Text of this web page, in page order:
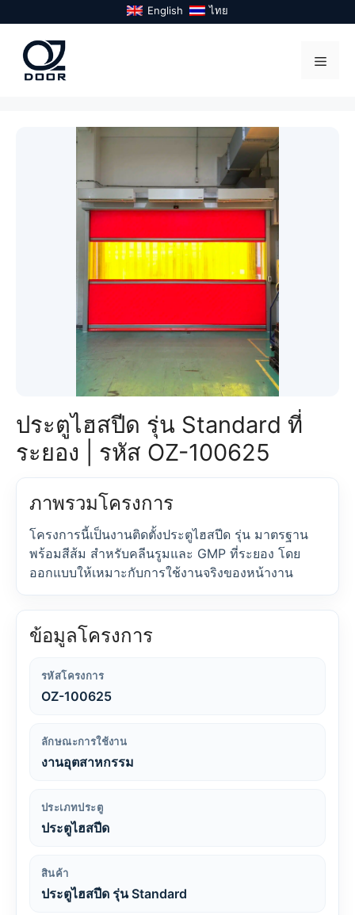
to
content
English ไทย
ประตูไฮสปีด รุ่น Standard ที่
ระยอง | รหัส OZ-100625
ภาพรวมโครงการ
โครงการนี้เป็นงานติดตั้งประตูไฮสปีด รุ่น มาตรฐาน
พร้อมสีส้ม สำหรับคลีนรูมและ GMP ที่ระยอง โดย
ออกแบบให้เหมาะกับการใช้งานจริงของหน้างาน
ข้อมูลโครงการ
รหัสโครงการ
OZ-100625
ลักษณะการใช้งาน
งานอุตสาหกรรม
ประเภทประตู
ประตูไฮสปีด
สินค้า
ประตูไฮสปีด รุ่น Standard